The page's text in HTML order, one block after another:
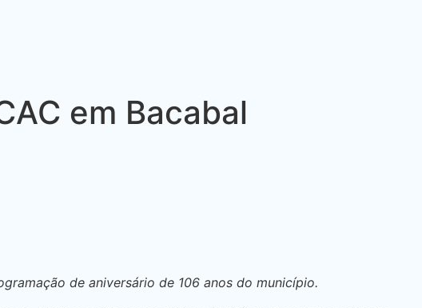
em Bacabal
de aniversário de 106 anos do município.